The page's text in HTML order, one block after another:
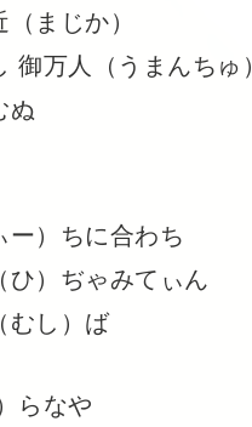
まじか）
万人（うまんちゅ）
ぬ
）ちに合わち
）ぢゃみてぃん
し）ば
らなや